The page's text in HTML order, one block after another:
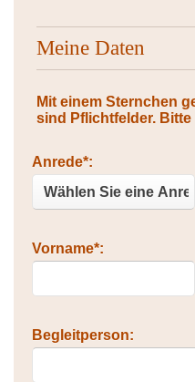
Meine Daten
Mit einem Sternchen
sind Pflichtfelder.
Anrede*:
Vorname*:
Begleitperson: